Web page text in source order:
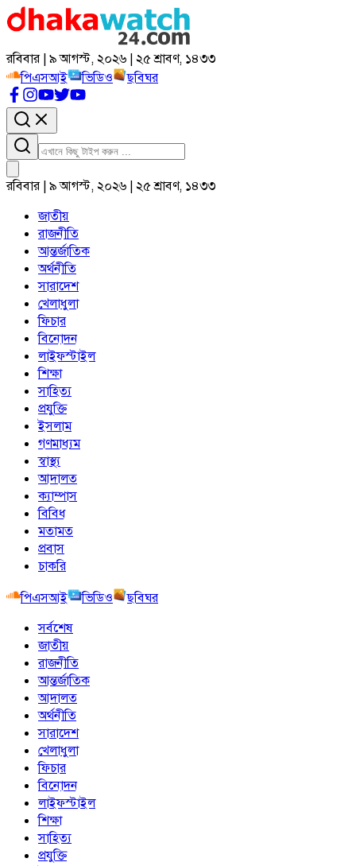
রবিবার | ৯ আগস্ট, ২০২৬ | ২৫ শ্রাবণ, ১৪৩৩
পিএসআই
ভিডিও ছবিঘর
রবিবার | ৯ আগস্ট, ২০২৬ | ২৫ শ্রাবণ, ১৪৩৩
জাতীয়
রাজনীতি
আন্তর্জাতিক
অর্থনীতি
সারাদেশ
খেলাধুলা
ফিচার
বিনোদন
লাইফস্টাইল
শিক্ষা
সাহিত্য
প্রযুক্তি
ইসলাম
গণমাধ্যম
স্বাস্থ্য
আদালত
ক্যাম্পাস
বিবিধ
মতামত
প্রবাস
চাকরি
পিএসআই
ভিডিও
ছবিঘর
সর্বশেষ
জাতীয়
রাজনীতি
আন্তর্জাতিক
আদালত
অর্থনীতি
সারাদেশ
খেলাধুলা
ফিচার
বিনোদন
লাইফস্টাইল
শিক্ষা
সাহিত্য
প্রযুক্তি